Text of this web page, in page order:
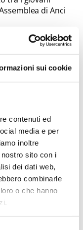
sui cookie
contenuti ed
media e per
inoltre
sito con i
dei dati web,
combinarle
o che hanno
di Anci
delle pari
possono iniziare a
ai servizi,
aiutare le donne a
le piccole
– ha
- non pensare ai
per avere quel
delle politiche
urbana, uno
i territori vogliono
i cittadini".
oltre 60